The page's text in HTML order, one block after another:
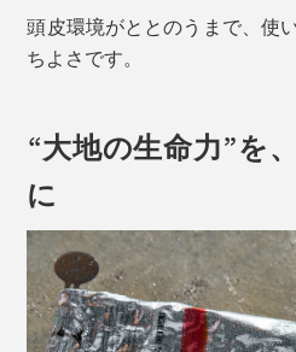
頭皮環境がととのうまで、使
ちよさです。
“大地の生命力”を
に